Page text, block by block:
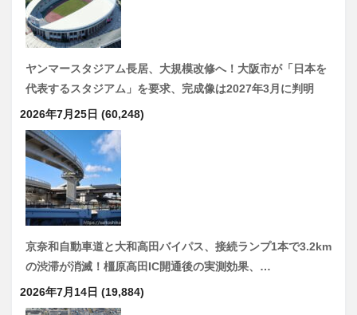
ヤンマースタジアム長居、大規模改修へ！大阪市が「日本を
代表するスタジアム」を要求、完成像は2027年3月に判明
2026年7月25日 (60,248)
京奈和自動車道と大和高田バイパス、接続ランプ1本で3.2km
の渋滞が消滅！橿原高田IC開通後の実測効果、…
2026年7月14日 (19,884)